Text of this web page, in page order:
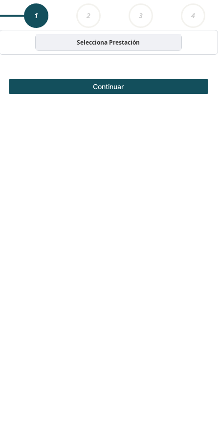
1 2 3 4
Selecciona Prestación
Continuar